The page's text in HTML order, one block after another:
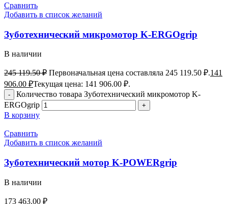
Сравнить
Добавить в список желаний
Зуботехнический микромотор K-ERGOgrip
В наличии
245 119.50₽ Первоначальная цена составляла 245 119.50 ₽.141
906.00 ₽Текущая цена: 141 906.00 ₽.
Количество товара Зуботехнический микромотор K-
ERGOgrip
В корзину
Сравнить
Добавить в список желаний
Зуботехнический мотор K-POWERgrip
В наличии
173 463.00 ₽